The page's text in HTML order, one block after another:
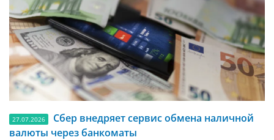
27.07.2026
Сбер внедряет сервис обмена наличной
валюты через банкоматы